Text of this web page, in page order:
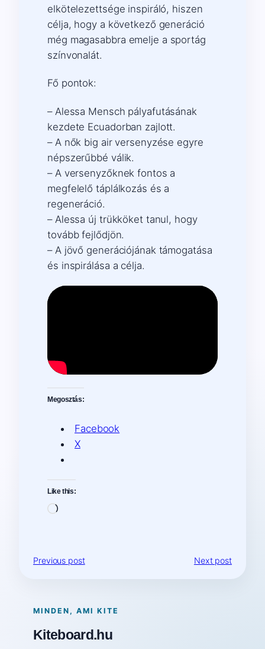
elkötelezettsége inspiráló, hiszen
célja, hogy a következő generáció
még magasabbra emelje a sportág
színvonalát.
Fő pontok:
– Alessa Mensch pályafutásának
kezdete Ecuadorban zajlott.
– A nők big air versenyzése egyre
népszerűbbé válik.
– A versenyzőknek fontos a
megfelelő táplálkozás és a
regeneráció.
– Alessa új trükköket tanul, hogy
tovább fejlődjön.
– A jövő generációjának támogatása
és inspirálása a célja.
Megosztás:
Facebook
X
Like this:
Loading…
Previous post Next post
MINDEN, AMI KITE
Kiteboard.hu